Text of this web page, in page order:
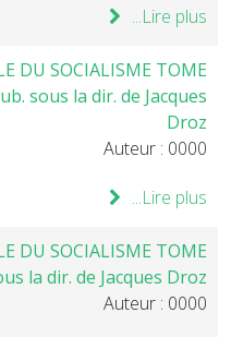
Lire plus...
DU SOCIALISME TOME
sous la dir. de Jacques
Droz
Auteur : 0000
Lire plus...
DU SOCIALISME TOME
la dir. de Jacques Droz
Auteur : 0000